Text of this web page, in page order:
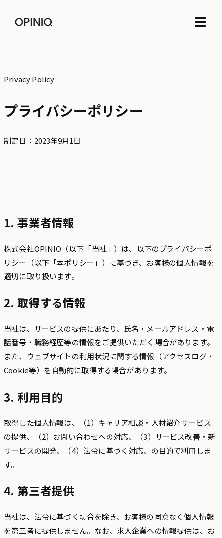
☰
Privacy Policy
プライバシーポリシー
制定日：2023年9月1日
1. 事業者情報
株式会社OPINIO（以下「当社」）は、以下のプライバシーポ
リシー（以下「本ポリシー」）に基づき、お客様の個人情報を
適切に取り扱います。
2. 取得する情報
当社は、サービスの提供にあたり、氏名・メールアドレス・電
話番号・職務経歴等の情報をご提供いただく場合があります。
また、ウェブサイトの利用状況に関する情報（アクセスログ・
Cookie等）を自動的に取得する場合があります。
3. 利用目的
取得した個人情報は、（1）キャリア相談・人材紹介サービス
の提供、（2）お問い合わせへの対応、（3）サービス改善・新
サービスの開発、（4）法令に基づく対応、の目的で利用しま
す。
4. 第三者提供
当社は、法令に基づく場合を除き、お客様の同意なく個人情報
を第三者に提供しません。なお、求人企業への情報提供は、お